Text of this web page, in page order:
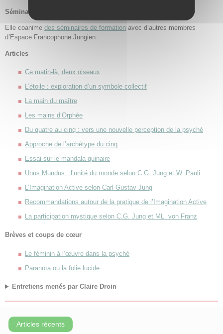
Séminaires
Elle coanime des séminaires de formation avec d’autres membres
d’Espace Francophone Jungien.
Articles
Ce matin-là, deux oiseaux
L’étoile : exploration d’un symbole collectif
La main du maître
Les mains d’Orphée
Du quatre au cinq : vers une nouvelle perception de la psyché
Approche de l’archétype du cinq
Essai sur le mandala quinaire
Unus Mundus : l’unité du monde selon C.G. Jung et W. Pauli
L’Imagination Active selon Carl Gustav Jung
Recommandations autour de la pratique de l’Imagination Active
La participation mystique selon C.G. Jung et ML. von Franz
Brèves et coups de cœur
Le féminin à l’œuvre dans la psyché
Paranoïa ou la folie lucide
Entretiens menés par Claire Droin
Articles récents